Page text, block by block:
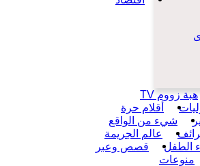
هبة زووم TV
أقلام حرة
شيء من الواقع
عالم الجريمة
الطفل
قصص وعبر
منوعات